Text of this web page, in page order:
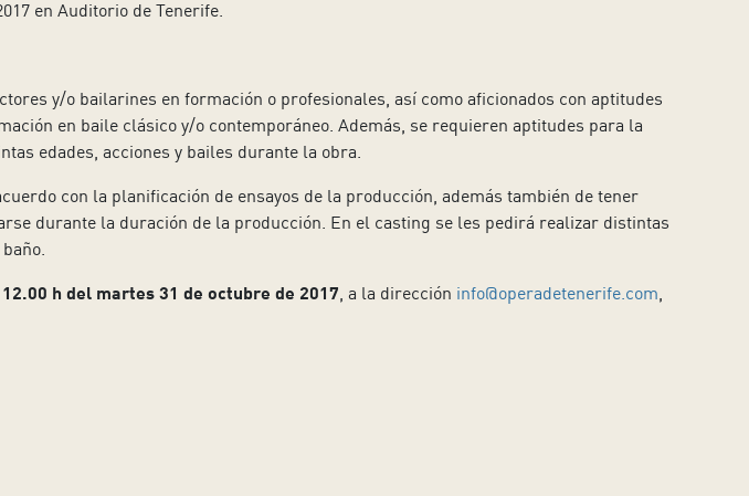
en Auditorio de Tenerife.
y/o bailarines en formación o profesionales, así como aficionados con aptitudes
en baile clásico y/o contemporáneo. Además, se requieren aptitudes para la
edades, acciones y bailes durante la obra.
con la planificación de ensayos de la producción, además también de tener
durante la duración de la producción. En el casting se les pedirá realizar distintas
h del martes 31 de octubre de 2017 , a la dirección info@operadetenerife.com